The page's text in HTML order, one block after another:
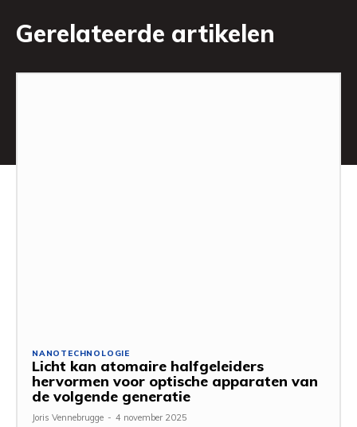
Gerelateerde artikelen
NANOTECHNOLOGIE
Licht kan atomaire halfgeleiders
hervormen voor optische apparaten van
de volgende generatie
Joris Vennebrugge - 4 november 2025